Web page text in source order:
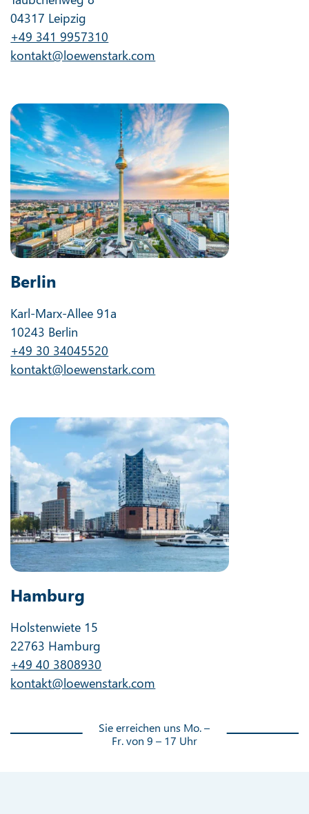
04317 Leipzig
+49 341 9957310
kontakt@loewenstark.com
Berlin
Karl-Marx-Allee 91a
10243 Berlin
+49 30 34045520
kontakt@loewenstark.com
Hamburg
Holstenwiete 15
22763 Hamburg
+49 40 3808930
kontakt@loewenstark.com
Sie erreichen uns Mo. –
Fr. von 9 – 17 Uhr